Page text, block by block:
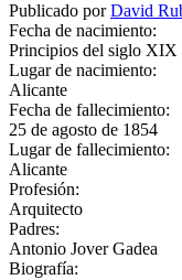
Publicado porDavid
Fecha de nacimiento:
Principios del siglo XIX
Lugar de nacimiento:
Alicante
Fecha de fallecimiento:
25 de agosto de 1854
Lugar de fallecimiento:
Alicante
Profesión:
Arquitecto
Padres:
Antonio Jover Gadea
Biografía: